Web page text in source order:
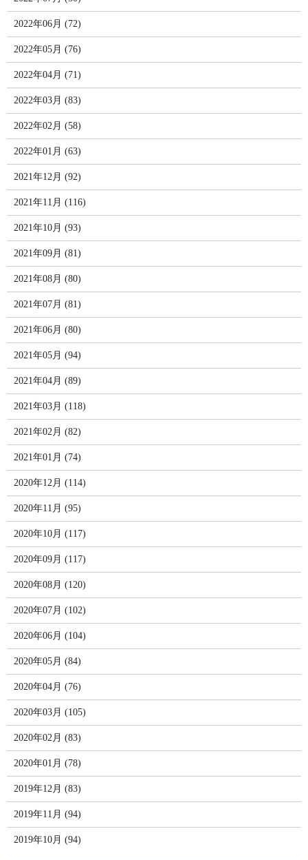
2022年06月 (72)
2022年05月 (76)
2022年04月 (71)
2022年03月 (83)
2022年02月 (58)
2022年01月 (63)
2021年12月 (92)
2021年11月 (116)
2021年10月 (93)
2021年09月 (81)
2021年08月 (80)
2021年07月 (81)
2021年06月 (80)
2021年05月 (94)
2021年04月 (89)
2021年03月 (118)
2021年02月 (82)
2021年01月 (74)
2020年12月 (114)
2020年11月 (95)
2020年10月 (117)
2020年09月 (117)
2020年08月 (120)
2020年07月 (102)
2020年06月 (104)
2020年05月 (84)
2020年04月 (76)
2020年03月 (105)
2020年02月 (83)
2020年01月 (78)
2019年12月 (83)
2019年11月 (94)
2019年10月 (94)